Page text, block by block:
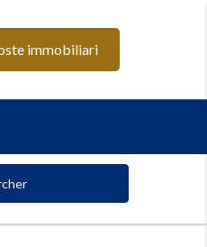
immobiliari